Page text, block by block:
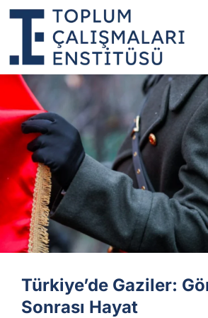
Türkiye’de Gaziler:
Sonrası Hayat